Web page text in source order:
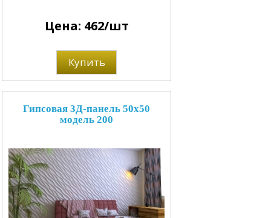
Цена: 462/шт
Купить
Гипсовая 3Д-панель 50x50
модель 200